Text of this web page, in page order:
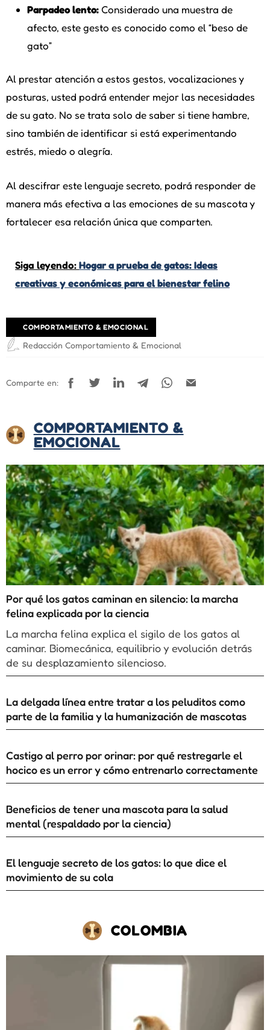
Parpadeo lento:Considerado una muestra de
afecto, este gesto es conocido como el “beso de
gato”
Al prestar atención a estos gestos, vocalizaciones y
posturas, usted podrá entender mejor las necesidades
de su gato. No se trata solo de saber si tiene hambre,
sino también de identificar si está experimentando
estrés, miedo o alegría.
Al descifrar este lenguaje secreto, podrá responder de
manera más efectiva a las emociones de su mascota y
fortalecer esa relación única que comparten.
Siga leyendo:Hogar a prueba de gatos: Ideas
creativas y económicas para el bienestar felino
COMPORTAMIENTO & EMOCIONAL
Redacción Comportamiento & Emocional
Comparte en:
COMPORTAMIENTO &
EMOCIONAL
Por qué los gatos caminan en silencio: la marcha
felina explicada por la ciencia
La marcha felina explica el sigilo de los gatos al
caminar. Biomecánica, equilibrio y evolución detrás
de su desplazamiento silencioso.
La delgada línea entre tratar a los peluditos como
parte de la familia y la humanización de mascotas
Castigo al perro por orinar: por qué restregarle el
hocico es un error y cómo entrenarlo correctamente
Beneficios de tener una mascota para la salud
mental (respaldado por la ciencia)
El lenguaje secreto de los gatos: lo que dice el
movimiento de su cola
COLOMBIA